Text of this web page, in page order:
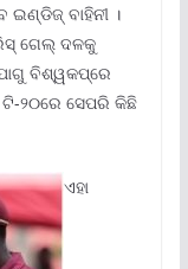
ବାହିନୀ ।
ଗେଲ୍‌ ଦଳକୁ
ବିଶ୍ୱକପ୍‌ରେ
୨୦ରେ ସେପରି କିଛି
ଏହା